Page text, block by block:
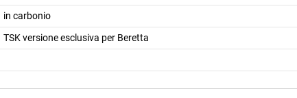
in carbonio
TSK versione esclusiva per Beretta